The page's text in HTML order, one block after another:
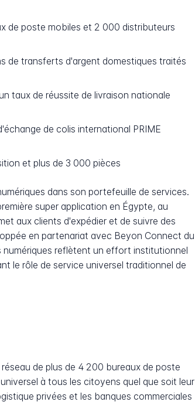
de poste mobiles et 2 000 distributeurs
de transferts d'argent domestiques traités
taux de réussite de livraison nationale
de colis international PRIME
et plus de 3 000 pièces
dans son portefeuille de services.
super application en Égypte, au
aux clients d'expédier et de suivre des
en partenariat avec Beyon Connect du
numériques reflètent un effort institutionnel
le rôle de service universel traditionnel de
de plus de 4 200 bureaux de poste
à tous les citoyens quel que soit leur
privées et les banques commerciales